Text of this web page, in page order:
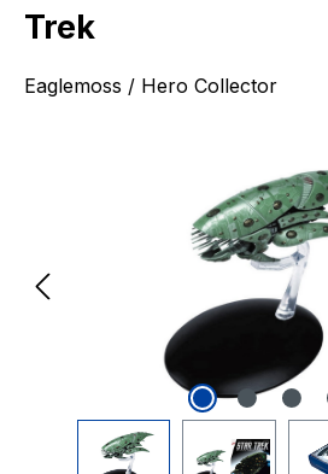
Trek
Eaglemoss / Hero Collector